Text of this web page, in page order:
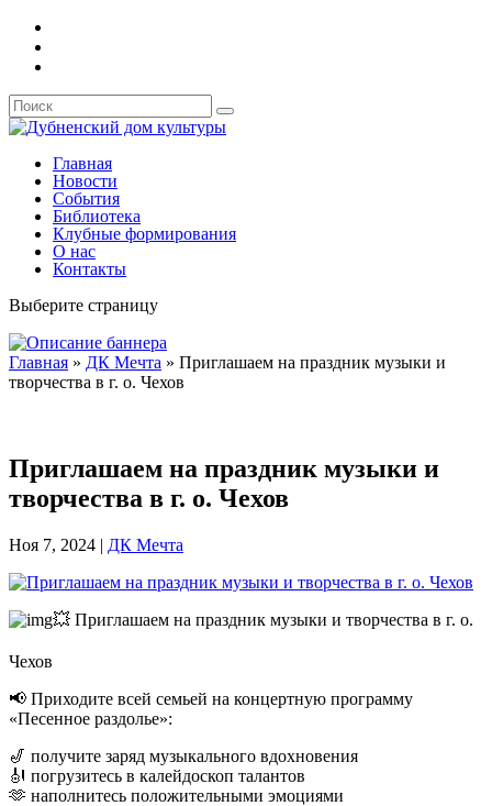
Главная
Новости
События
Библиотека
Клубные формирования
О нас
Контакты
Выберите страницу
Главная » ДК Мечта » Приглашаем на праздник музыки и
творчества в г. о. Чехов
Приглашаем на праздник музыки и
творчества в г. о. Чехов
Ноя 7, 2024 | ДК Мечта
💥 Приглашаем на праздник музыки и творчества в г. о.
Чехов
📢 Приходите всей семьей на концертную программу
«Песенное раздолье»:
🎷 получите заряд музыкального вдохновения
🎻 погрузитесь в калейдоскоп талантов
🫶 наполнитесь положительными эмоциями